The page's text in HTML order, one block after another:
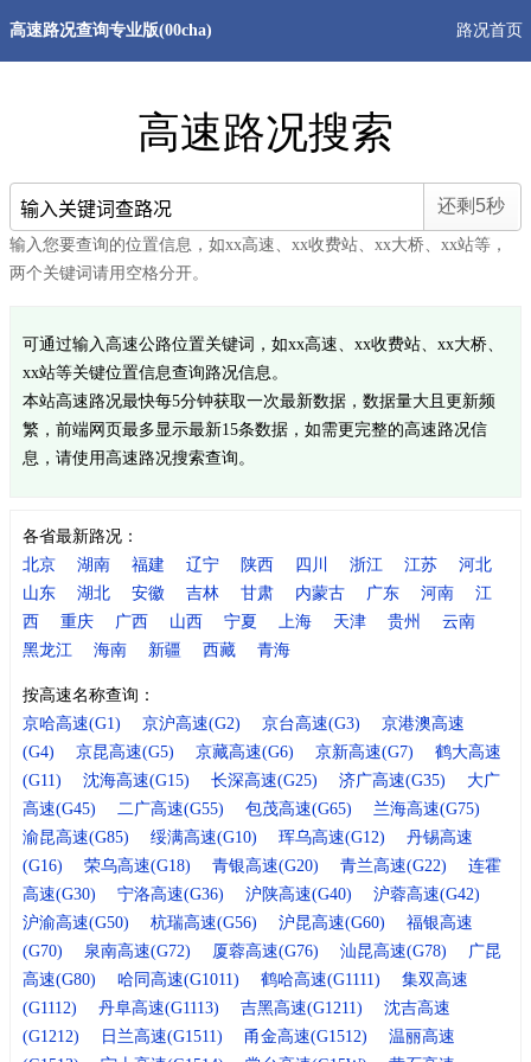
高速路况查询专业版(00cha) 路况首页
高速路况搜索
输入您要查询的位置信息，如xx高速、xx收费站、xx大桥、xx站等，
两个关键词请用空格分开。
可通过输入高速公路位置关键词，如xx高速、xx收费站、xx大桥、
xx站等关键位置信息查询路况信息。
本站高速路况最快每5分钟获取一次最新数据，数据量大且更新频
繁，前端网页最多显示最新15条数据，如需更完整的高速路况信
息，请使用高速路况搜索查询。
各省最新路况：
北京
湖南 福建 辽宁 陕西 四川 浙江 江苏
河北
山东
湖北 安徽 吉林 甘肃 内蒙古 广东 河南
江
西
重庆 广西 山西 宁夏 上海 天津 贵州
云南
黑龙江
海南 新疆 西藏 青海
按高速名称查询：
京哈高速(G1)
京沪高速(G2) 京台高速(G3)
京港澳高速
(G4)
京昆高速(G5) 京藏高速(G6) 京新高速(G7)
鹤大高速
(G11)
沈海高速(G15) 长深高速(G25) 济广高速(G35)
大广
高速(G45)
二广高速(G55) 包茂高速(G65)
兰海高速(G75)
渝昆高速(G85)
绥满高速(G10) 珲乌高速(G12)
丹锡高速
(G16)
荣乌高速(G18) 青银高速(G20) 青兰高速(G22)
连霍
高速(G30)
宁洛高速(G36) 沪陕高速(G40)
沪蓉高速(G42)
沪渝高速(G50)
杭瑞高速(G56) 沪昆高速(G60)
福银高速
(G70)
泉南高速(G72) 厦蓉高速(G76) 汕昆高速(G78)
广昆
高速(G80)
哈同高速(G1011) 鹤哈高速(G1111)
集双高速
(G1112)
丹阜高速(G1113) 吉黑高速(G1211)
沈吉高速
(G1212)
日兰高速(G1511) 甬金高速(G1512)
温丽高速